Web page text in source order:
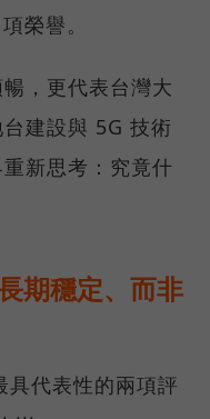
榮譽。
，更代表台灣大
建設與 5G 技術
新思考：究竟什
期穩定、而非
代表性的兩項評